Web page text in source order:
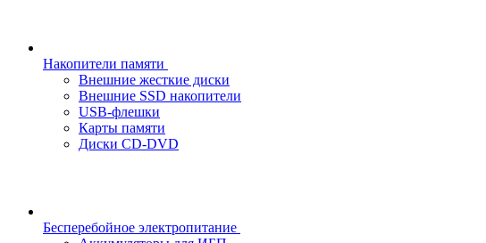
Накопители памяти
Внешние жесткие диски
Внешние SSD накопители
USB-флешки
Карты памяти
Диски CD-DVD
Бесперебойное электропитание